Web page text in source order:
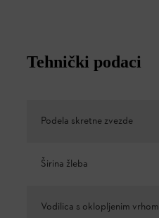
Tehnički podaci
Podela skretne zvezde
Širina žleba
Vodilica s oklopljenim vrhom